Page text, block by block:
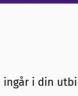
ingår i din